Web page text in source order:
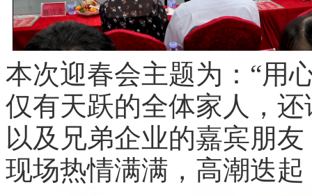
本次迎春会主题为： “用
仅有天跃的全体家人，
以及兄弟企业的嘉宾朋
现场热情满满，高潮迭起